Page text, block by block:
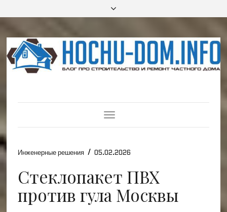
Toggle
Navigation
Инженерные решения / 05.02.2026
Стеклопакет ПВХ
против гула Москвы